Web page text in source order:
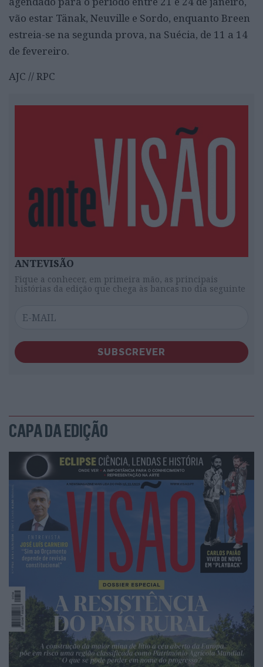
vão estar Tänak, Neuville e Sordo, enquanto Breen
estreia-se na segunda prova, na Suécia, de 11 a 14
de fevereiro.
AJC // RPC
ANTEVISÃO
Fique a conhecer, em primeira mão, as principais
histórias da edição que chega às bancas no dia seguinte
SUBSCREVER
CAPA DA EDIÇÃO